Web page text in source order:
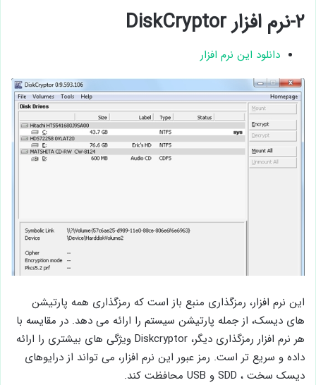
۲-نرم افزار DiskCryptor
دانلود این نرم افزار
این نرم افزار، رمزگذاری منبع باز است که رمزگذاری همه پارتیشن
های دیسک، از جمله پارتیشن سیستم را ارائه می دهد. در مقایسه با
هر نرم افزار رمزگذاری دیگر، Diskcryptor ویژگی های بیشتری را ارائه
داده و سریع تر است. رمز عبور این نرم افزار، می تواند از درایوهای
دیسک سخت ، SDD و USB محافظت کند.